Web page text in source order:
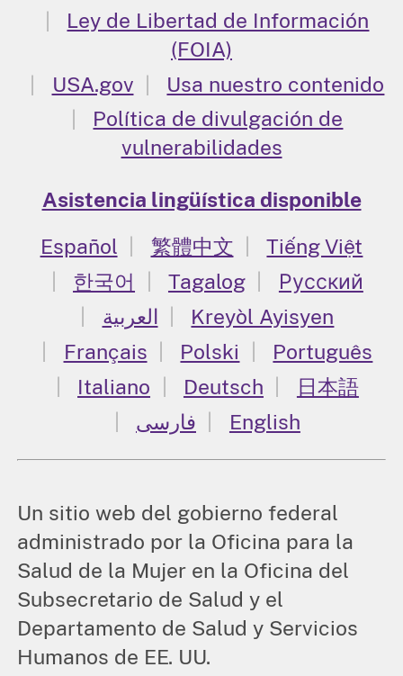
Ley de Libertad de Información
(FOIA)
USA.gov
Usa nuestro contenido
Política de divulgación de
vulnerabilidades
Asistencia lingüística disponible
Español
繁體中文
Tiếng Việt
한국어
Tagalog
Русский
العربية
Kreyòl Ayisyen
Français
Polski
Português
Italiano
Deutsch
日本語
فارسی
English
Un sitio web del gobierno federal
administrado por la Oficina para la
Salud de la Mujer en la Oficina del
Subsecretario de Salud y el
Departamento de Salud y Servicios
Humanos de EE. UU.